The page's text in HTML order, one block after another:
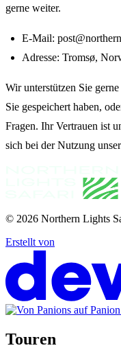
gerne weiter.
E-Mail:
Adresse: Tromsø,
Wir unterstützen Sie
Sie gespeichert haben,
Fragen. Ihr Vertrauen ist
sich bei der Nutzung
© 2026 Northern Lights
Erstellt von
Touren